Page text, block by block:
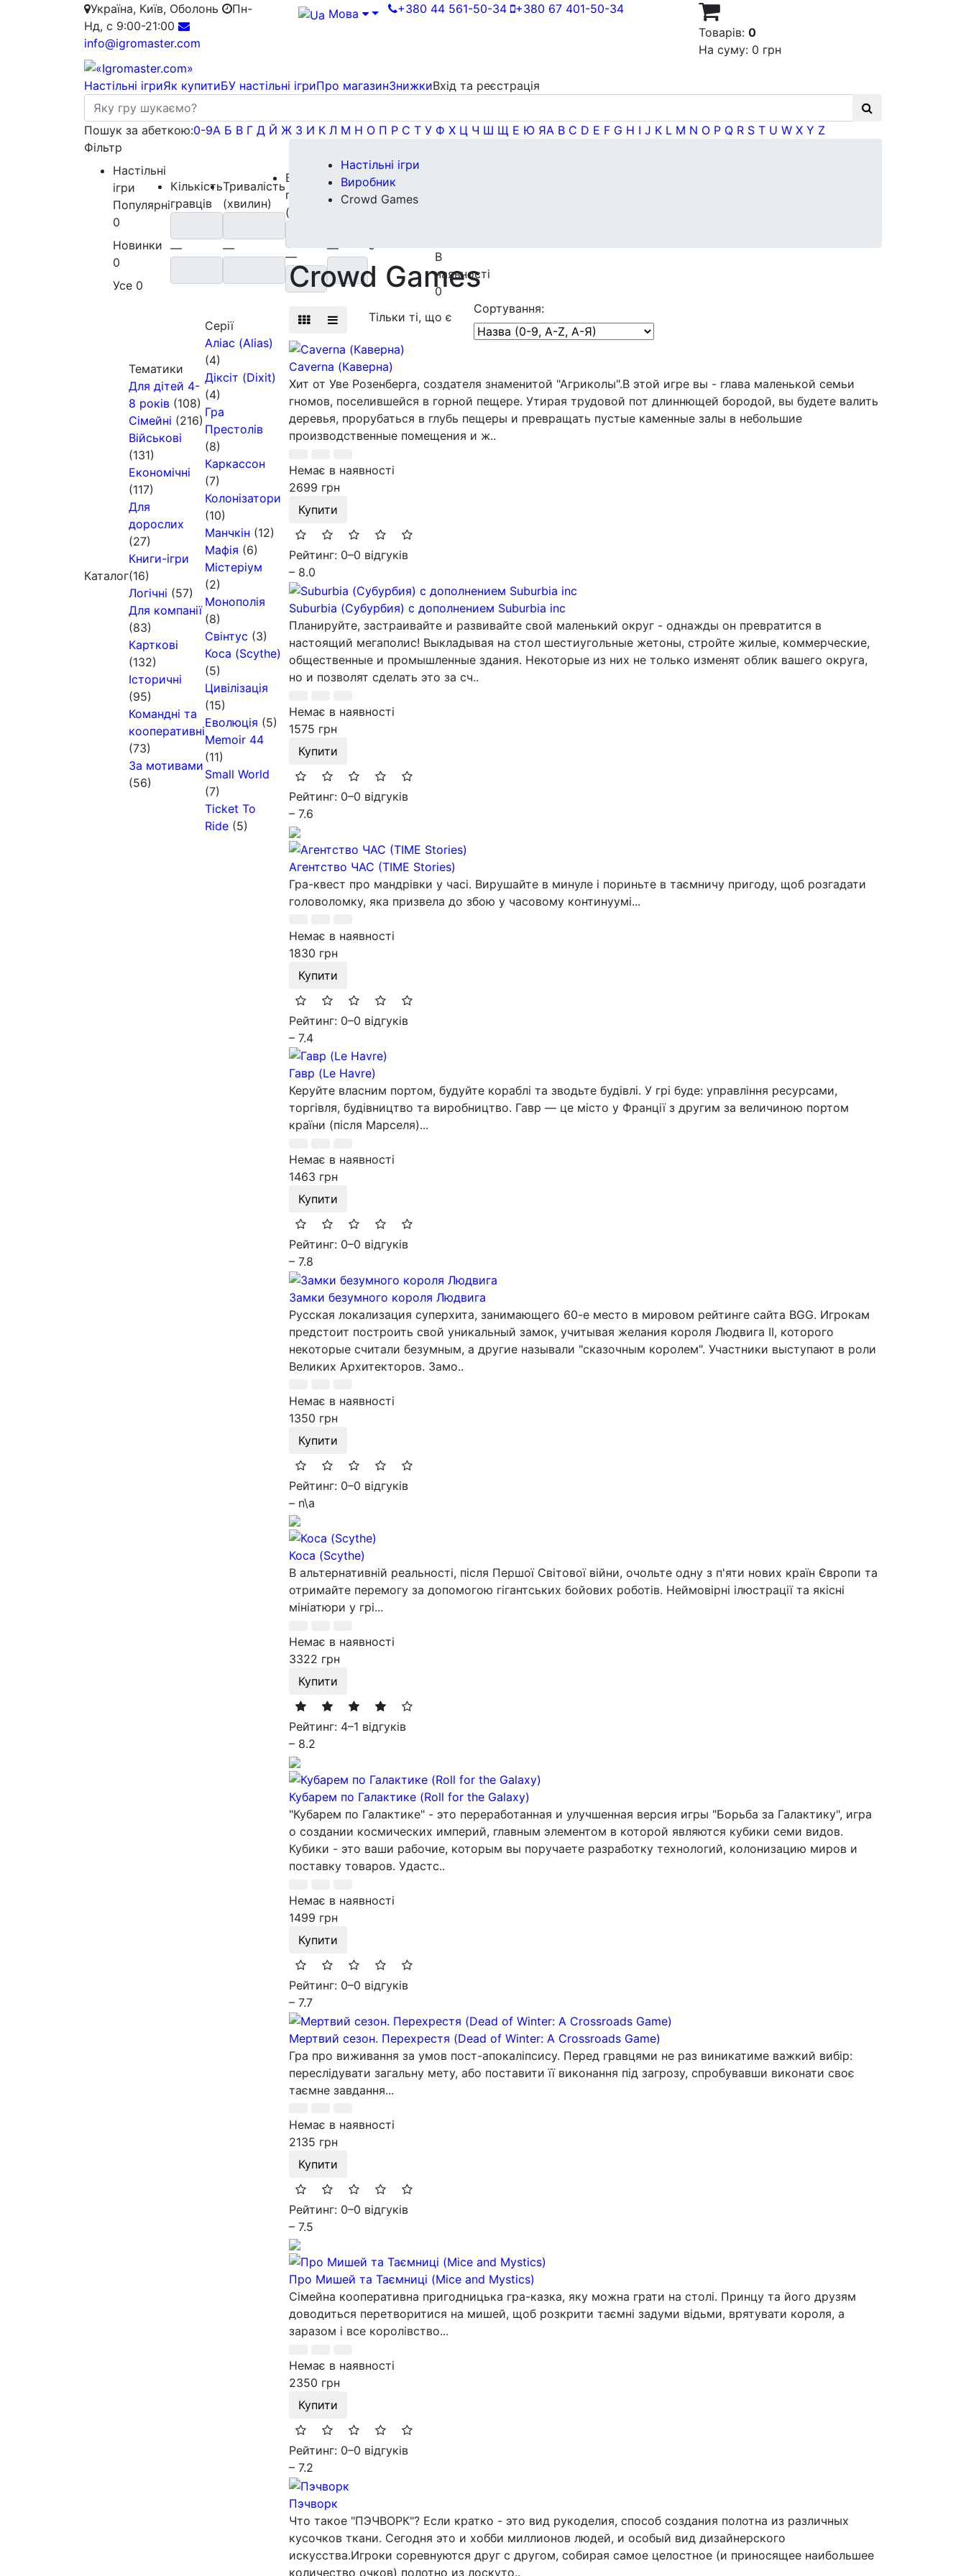
Україна, Київ, Оболонь
Пн-
Нд, с 9:00-21:00
info@igromaster.com
Мова +380 44 561-50-34 +380 67 401-50-34
Товарів: 0
На суму: 0 грн
Настільні ігриЯк купитиБУ настільні ігриПро магазинЗнижкиВхід та реєстрація
Пошук за абеткою:0-9А Б В Г Д Й Ж З И К Л М Н О П Р С Т У Ф Х Ц Ч Ш Щ Е Ю ЯA B C D E F G H I J K L M N O P Q R S T U W X Y Z
Фільтр
Настільні
ігри
Популярні
0
Новинки
0
Усе 0
Кількість
гравців
—
Тривалість
(хвилин)
—
Вік
гравців
(років)
—
Рік
виходу
—
0
В
наявності
0
Каталог
Тематики
Для дітей 4-
8 років (108)
Сімейні (216)
Військові
(131)
Економічні
(117)
Для
дорослих
(27)
Книги-ігри
(16)
Логічні (57)
Для компанії
(83)
Карткові
(132)
Історичні
(95)
Командні та
кооперативні
(73)
За мотивами
(56)
Серії
Аліас (Alias)
(4)
Діксіт (Dixit)
(4)
Гра
Престолів
(8)
Каркассон
(7)
Колонізатори
(10)
Манчкін (12)
Мафія (6)
Містеріум
(2)
Монополія
(8)
Свінтус (3)
Коса (Scythe)
(5)
Цивілізація
(15)
Еволюція (5)
Memoir 44
(11)
Small World
(7)
Ticket To
Ride (5)
Настільні ігри
Виробник
Crowd Games
Crowd Games
Тільки ті, що є
Сортування:
Caverna (Каверна)
Хит от Уве Розенберга, создателя знаменитой "Агриколы".В этой игре вы - глава маленькой семьи
гномов, поселившейся в горной пещере. Утирая трудовой пот длиннющей бородой, вы будете валить
деревья, прорубаться в глубь пещеры и превращать пустые каменные залы в небольшие
производственные помещения и ж..
Немає в наявності
2699 грн
Купити
Рейтинг: 0–0 відгуків
– 8.0
Suburbia (Субурбия) с дополнением Suburbia inc
Планируйте, застраивайте и развивайте свой маленький округ - однажды он превратится в
настоящий мегаполис! Выкладывая на стол шестиугольные жетоны, стройте жилые, коммерческие,
общественные и промышленные здания. Некоторые из них не только изменят облик вашего округа,
но и позволят сделать это за сч..
Немає в наявності
1575 грн
Купити
Рейтинг: 0–0 відгуків
– 7.6
Агентство ЧАС (TIME Stories)
Гра-квест про мандрівки у часі. Вирушайте в минуле і пориньте в таємничу пригоду, щоб розгадати
головоломку, яка призвела до збою у часовому континуумі...
Немає в наявності
1830 грн
Купити
Рейтинг: 0–0 відгуків
– 7.4
Гавр (Le Havre)
Керуйте власним портом, будуйте кораблі та зводьте будівлі. У грі буде: управління ресурсами,
торгівля, будівництво та виробництво. Гавр — це місто у Франції з другим за величиною портом
країни (після Марселя)...
Немає в наявності
1463 грн
Купити
Рейтинг: 0–0 відгуків
– 7.8
Замки безумного короля Людвига
Русская локализация суперхита, занимающего 60-е место в мировом рейтинге сайта BGG. Игрокам
предстоит построить свой уникальный замок, учитывая желания короля Людвига II, которого
некоторые считали безумным, а другие называли "сказочным королем". Участники выступают в роли
Великих Архитекторов. Замо..
Немає в наявності
1350 грн
Купити
Рейтинг: 0–0 відгуків
– n\a
Коса (Scythe)
В альтернативній реальності, після Першої Світової війни, очольте одну з п'яти нових країн Європи та
отримайте перемогу за допомогою гігантських бойових роботів. Неймовірні ілюстрації та якісні
мініатюри у грі...
Немає в наявності
3322 грн
Купити
Рейтинг: 4–1 відгуків
– 8.2
Кубарем по Галактике (Roll for the Galaxy)
"Кубарем по Галактике" - это переработанная и улучшенная версия игры "Борьба за Галактику", игра
о создании космических империй, главным элементом в которой являются кубики семи видов.
Кубики - это ваши рабочие, которым вы поручаете разработку технологий, колонизацию миров и
поставку товаров. Удастс..
Немає в наявності
1499 грн
Купити
Рейтинг: 0–0 відгуків
– 7.7
Мертвий сезон. Перехрестя (Dead of Winter: A Crossroads Game)
Гра про виживання за умов пост-апокаліпсису. Перед гравцями не раз виникатиме важкий вибір:
переслідувати загальну мету, або поставити її виконання під загрозу, спробувавши виконати своє
таємне завдання...
Немає в наявності
2135 грн
Купити
Рейтинг: 0–0 відгуків
– 7.5
Про Мишей та Таємниці (Mice and Mystics)
Сімейна кооперативна пригодницька гра-казка, яку можна грати на столі. Принцу та його друзям
доводиться перетворитися на мишей, щоб розкрити таємні задуми відьми, врятувати короля, а
заразом і все королівство...
Немає в наявності
2350 грн
Купити
Рейтинг: 0–0 відгуків
– 7.2
Пэчворк
Что такое "ПЭЧВОРК"? Если кратко - это вид рукоделия, способ создания полотна из различных
кусочков ткани. Сегодня это и хобби миллионов людей, и особый вид дизайнерского
искусства.Игроки соревнуются друг с другом, собирая самое целостное (и приносящее наибольшее
количество очков) полотно из лоскуто..